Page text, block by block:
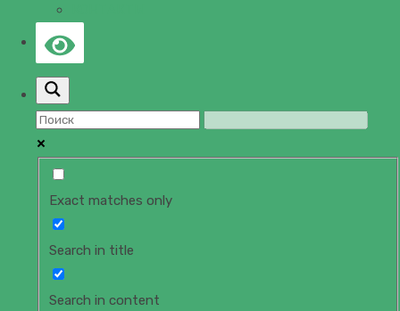
Exact matches only
Search in title
Search in content